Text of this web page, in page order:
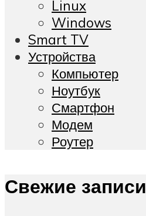
Linux
Windows
Smart TV
Устройства
Компьютер
Ноутбук
Смартфон
Модем
Роутер
Свежие записи